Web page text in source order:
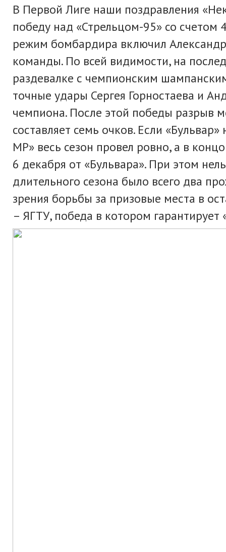
В Первой Лиге наши поздравления
победу над «Стрельцом-95» со
режим бомбардира включил
команды. По всей видимости, на
раздевалке с чемпионским
точные удары Сергея Горностаева и
чемпиона. После этой победы разрыв
составляет семь очков. Если
МР» весь сезон провел ровно, а в
6 декабря от «Бульвара». При этом
длительного сезона было всего два
зрения борьбы за призовые места в
– ЯГТУ, победа в котором